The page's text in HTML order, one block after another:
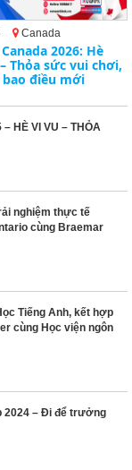
Canada
2026: Hè
Thỏa sức vui chơi,
điều mới
HÈ VI VU – THỎA
nghiệm thực tế
cùng Braemar
Tiếng Anh, kết hợp
cùng Học viện ngôn
2024 – Đi để trưởng